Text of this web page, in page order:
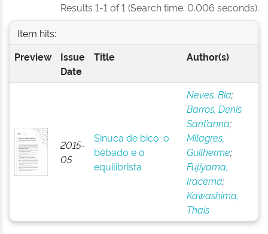
Results 1-1 of 1 (Search time: 0.006 seconds).
Item hits:
Preview
Issue
Date
Title Author(s)
2015-
05
Sinuca de bico: o
bêbado e o
equilibrista
Neves, Bia;
Barros, Denis
Sant’anna;
Milagres,
Guilherme;
Fujiyama,
Iracema;
Kawashima,
Thaís